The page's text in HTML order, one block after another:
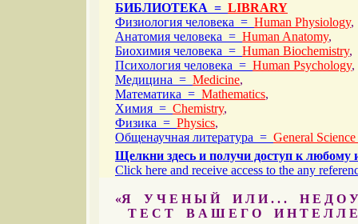
БИБЛИОТЕКА = LIBRARY
Физиология человека = Human Physiology,
Анатомия человека = Human Anatomy,
Биохимия человека = Human Biochemistry,
Психология человека = Human Psychology,
Медицина = Medicine,
Математика = Mathematics,
Химия = Chemistry,
Физика = Physics,
Общенаучная литература = General
Щелкни здесь и получи доступ к любому
Click here and receive access to the any
«Я У Ч Е Н Ы Й И Л И . . . Н Е Д О У
Т Е С Т В А Ш Е Г О И Н Т Е Л Л Е